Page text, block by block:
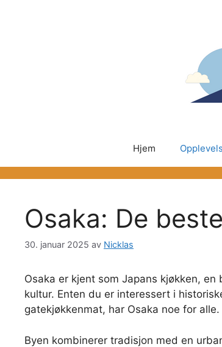
Hjem
Osaka: De
30. januar 2025 av Nicklas
Osaka er kjent som Japans kjøkken,
kultur. Enten du er interessert i
gatekjøkkenmat, har Osaka noe for alle.
Byen kombinerer tradisjon med en